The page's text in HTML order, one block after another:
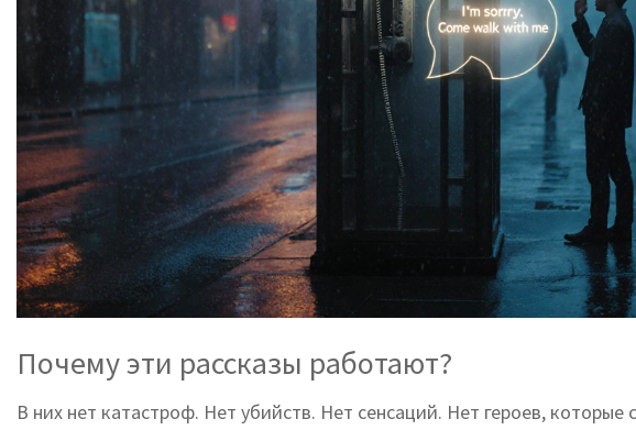
Почему эти рассказы работают?
В них нет катастроф. Нет убийств. Нет сенсаций. Нет героев, которые